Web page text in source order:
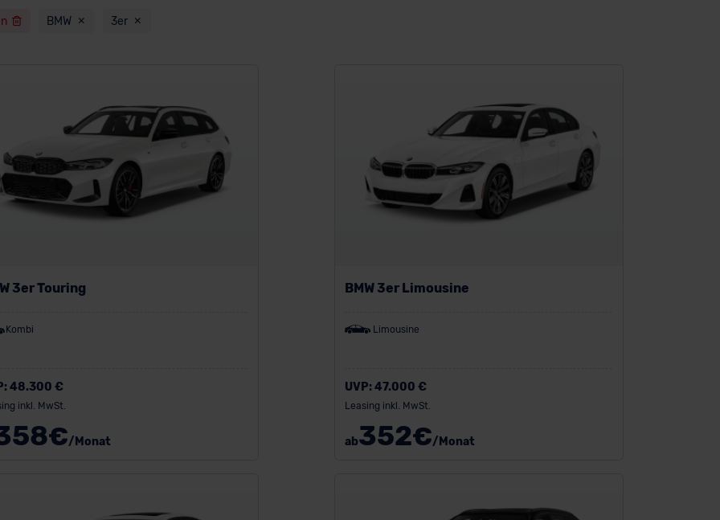
BMW 3er
3er Touring
Kombi
48.300 €
inkl. MwSt.
€/Monat
BMW 3er Limousine
Limousine
UVP:47.000 €
Leasing inkl. MwSt.
ab352€/Monat